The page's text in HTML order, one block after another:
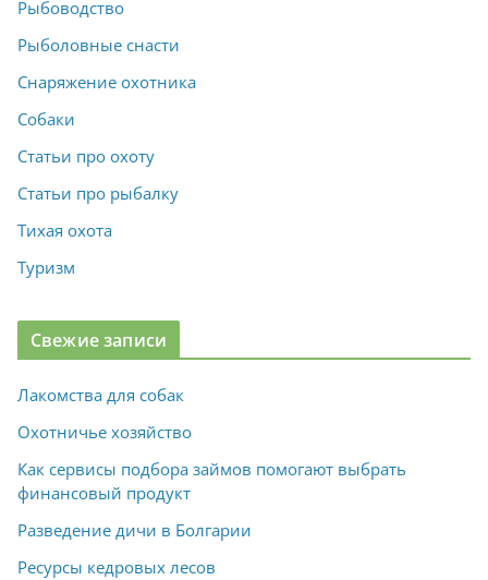
Рыбоводство
Рыболовные снасти
Снаряжение охотника
Собаки
Статьи про охоту
Статьи про рыбалку
Тихая охота
Туризм
Свежие записи
Лакомства для собак
Охотничье хозяйство
Как сервисы подбора займов помогают выбрать
финансовый продукт
Разведение дичи в Болгарии
Ресурсы кедровых лесов